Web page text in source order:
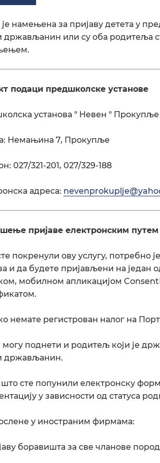
је намењена за пријаву детета у
држављанин или су оба родитеља
подаци предшколске установе
установа " Невен " Прокупље
Немањина 7, Прокупље
027/321-201, 027/329-188
адреса:
пријаве електронским путем
покренули ову услугу, потребно
и да будете пријављени на
мобилном апликацијом
немате регистрован налог на
могу поднети и родитељ који је
држављанин.
сте попунили електронску
у зависности од статуса
у иностраним фирмама:
боравишта за све чланове